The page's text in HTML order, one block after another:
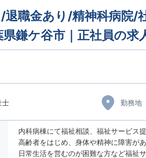
退職金あり/精神科病院/
鎌ケ谷市｜正社員の求
士 勤務地
内科病棟にて福祉相談、福祉サービス
高齢者をはじめ、身体や精神に障害が
日常生活を営むのが困難な方など福祉